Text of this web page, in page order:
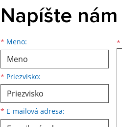
Napíšte nám
* Meno:
Meno
* Priezvisko:
Priezvisko
* E-mailová adresa:
E-mailová adresa *